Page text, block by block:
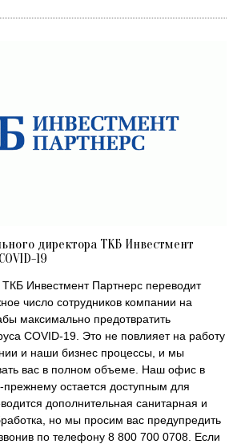
директора ТКБ Инвестмент
19
Инвестмент Партнерс переводит
число сотрудников компании на
максимально предотвратить
COVID-19. Это не повлияет на работу
и наши бизнес процессы, и мы
вас в полном объеме. Наш офис в
прежнему остается доступным для
дополнительная санитарная и
но мы просим вас предупредить
по телефону 8 800 700 0708. Если